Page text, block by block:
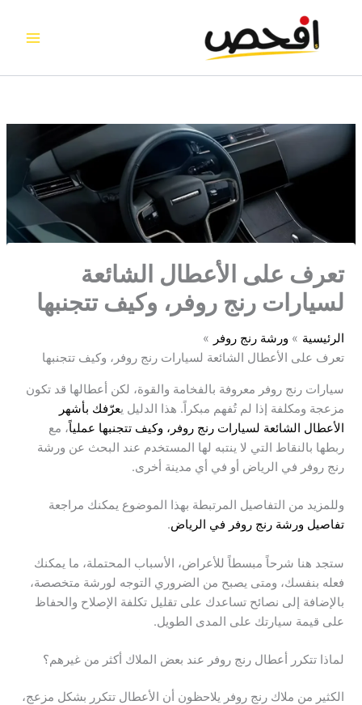
تعرف على الأعطال الشائعة
لسيارات رنج روفر، وكيف تتجنبها
الرئيسية
ورشة رنج روفر
تعرف على الأعطال الشائعة لسيارات رنج روفر، وكيف تتجنبها
سيارات رنج روفر معروفة بالفخامة والقوة، لكن أعطالها قد تكون
مزعجة ومكلفة إذا لم تُفهم مبكراً. هذا الدليل يعرّفك بأشهر
الأعطال الشائعة لسيارات رنج روفر، وكيف تتجنبها عملياً، مع
ربطها بالنقاط التي لا ينتبه لها المستخدم عند البحث عن ورشة
رنج روفر في الرياض أو في أي مدينة أخرى.
وللمزيد من التفاصيل المرتبطة بهذا الموضوع يمكنك مراجعة
تفاصيل ورشة رنج روفر في الرياض.
ستجد هنا شرحاً مبسطاً للأعراض، الأسباب المحتملة، ما يمكنك
فعله بنفسك، ومتى يصبح من الضروري التوجه لورشة متخصصة،
بالإضافة إلى نصائح تساعدك على تقليل تكلفة الإصلاح والحفاظ
على قيمة سيارتك على المدى الطويل.
لماذا تتكرر أعطال رنج روفر عند بعض الملاك أكثر من غيرهم؟
الكثير من ملاك رنج روفر يلاحظون أن الأعطال تتكرر بشكل مزعج،